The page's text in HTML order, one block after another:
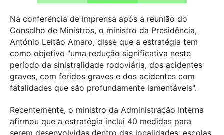
Na conferência de imprensa após a reunião do
Conselho de Ministros, o ministro da Presidência,
António Leitão Amaro, disse que a estratégia tem
como objetivo "uma redução significativa neste
período da sinistralidade rodoviária, dos acidentes
graves, com feridos graves e dos acidentes com
fatalidades que são profundamente lamentáveis".
Recentemente, o ministro da Administração Interna
afirmou que a estratégia inclui 40 medidas para